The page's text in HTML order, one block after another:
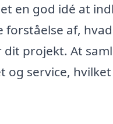
en god idé at
af, hvad
projekt. At
og service,